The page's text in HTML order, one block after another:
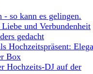
- so kann es gelingen.
und Verbundenheit
gedacht
Hochzeitspräsent:
Box
Hochzeits-DJ auf der